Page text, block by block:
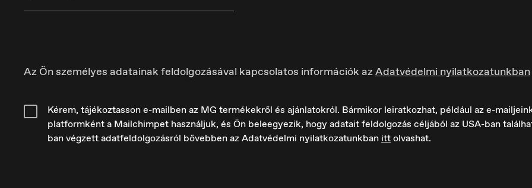
Az Ön személyes adatainak feldolgozásával kapcsolatos információk azAdatvédelmi nyilatkozatunkban
Kérem, tájékoztasson e-mailben az MG termékekről és ajánlatokról. Bármikor leiratkozhat, például az e-
platformként a Mailchimpet használjuk, és Ön beleegyezik, hogy adatait feldolgozás céljából az USA-ban
ban végzett adatfeldolgozásról bővebben az Adatvédelmi nyilatkozatunkban ittolvashat.